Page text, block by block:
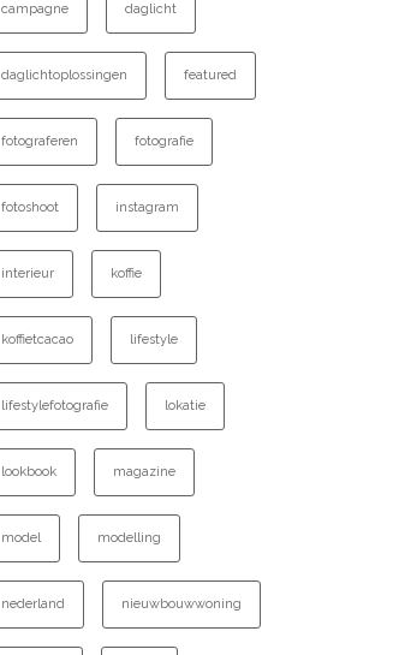
campagne daglicht
daglichtoplossingen featured
fotograferen fotografie
fotoshoot instagram
interieur koffie
koffietcacao lifestyle
lifestylefotografie lokatie
lookbook magazine
model modelling
nederland nieuwbouwwoning